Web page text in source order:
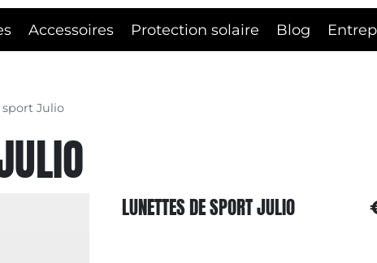
Accessoires Protection solaire Blog
Julio
LUNETTES DE SPORT JULIO